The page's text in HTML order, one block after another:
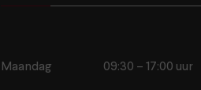
Maandag 09:30 – 17:00 uur